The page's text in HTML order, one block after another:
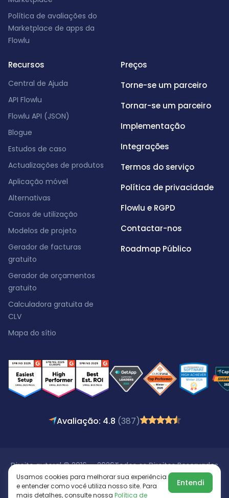
Política de avaliações do
Marketplace de apps da
Flowlu
Recursos
Central de Ajuda
API Flowlu
Flowlu API (JSON)
Blogue
Estudos de caso
Actualizações de produtos
Aplicação móvel
Alternativas
Casos de utilização
Modelos de projeto
Gerador de facturas
gratuito
Gerador de orçamentos
gratuito
Calculadora gratuita de
CLV
Mapa do sítio
Preços
Torne-se um parceiro
Tornar-se um parceiro
Implementação
Integrações
Termos do serviço
Política de privacidade
Flowlu e RGPD
Contactar-nos
Roadmap Público
Avaliação: 4.8 (387)
Direito autoral © 2016 - 2026Todos os Direitos Reservados
Usamos cookies para melhorar sua experiência
e entender como você utiliza nosso site. Para
mais detalhes, consulte nossa Política de
Entendi